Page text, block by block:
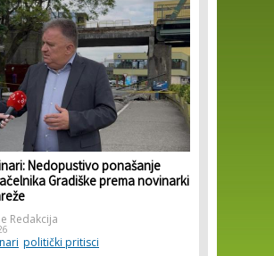
Nedopustivo ponašanje
Gradiške prema novinarki
Redakcija
politički pritisci